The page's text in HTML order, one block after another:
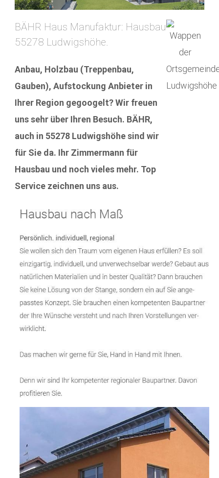
BÄHR Haus Manufaktur: Hausbau
55278 Ludwigshöhe.
Anbau, Holzbau (Treppenbau,
Gauben), Aufstockung Anbieter in
Ihrer Region gegoogelt? Wir freuen
uns sehr über Ihren Besuch. BÄHR,
auch in 55278 Ludwigshöhe sind wir
für Sie da. Ihr Zimmermann für
Hausbau und noch vieles mehr. Top
Service zeichnen uns aus.